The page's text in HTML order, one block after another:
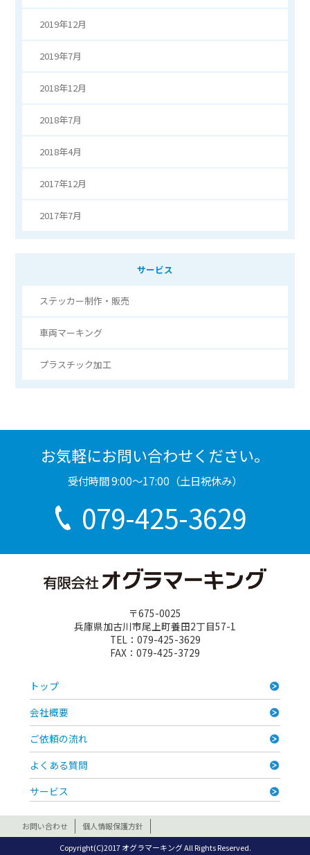
2019年12月
2019年7月
2018年12月
2018年7月
2018年4月
2017年12月
2017年7月
サービス
ステッカー制作・販売
車両マーキング
プラスチック加工
お気軽にお問い合わせください。
受付時間 9:00〜17:00（土日祝休み）
079-425-3629
〒675-0025
兵庫県加古川市尾上町養田2丁目57-1
TEL：079-425-3629
FAX：079-425-3729
トップ
会社概要
ご依頼の流れ
よくある質問
サービス
お問い合わせ
個人情報保護方針
Copyright(C)2017 オグラマーキング All Rights Reserved.